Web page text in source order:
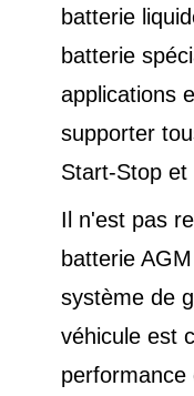
batterie
batterie
applications
supporter
Start-Stop et
Il n'est pas
batterie
système de
véhicule est
performance